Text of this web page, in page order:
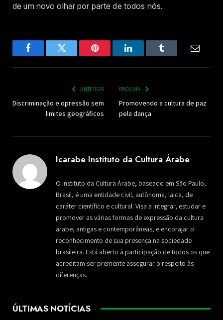
de um novo olhar por parte de todos nós.
FacebookTwitter Pinterest LinkedInTumblr
ANTERIOR
Discriminação e opressão sem
limites geográficos
PRÓXIMA
Promovendo a cultura de paz
pela dança
Icarabe Instituto da Cultura Árabe
O Instituto da Cultura Árabe, baseado em São Paulo,
Brasil, é uma entidade civil, autônoma, laica, de
caráter científico e cultural. Visa a integrar, estudar e
promover as várias formas de expressão da cultura
árabe, antigas e contemporâneas, e encorajar o
reconhecimento de sua presença na sociedade
brasileira. Está aberto à participação de todos os que
acreditam ser premente assegurar o respeito às
diferenças.
ÚLTIMAS NOTÍCIAS